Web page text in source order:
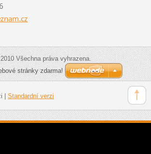
Všechna práva vyhrazena.
stránky zdarma!
Standardní verzi